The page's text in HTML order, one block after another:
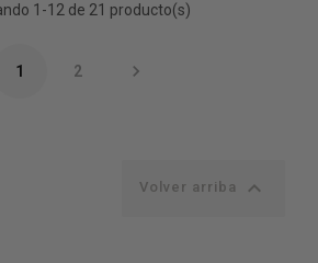
1-12 de 21 producto(s)
1 2 
Volver arriba 